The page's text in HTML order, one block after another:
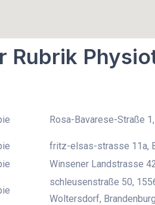
Rubrik
Rosa-Bavarese-Straße
fritz-elsas-strasse 11a,
Winsener Landstrasse
schleusenstraße 50,
Woltersdorf, Brandenburg